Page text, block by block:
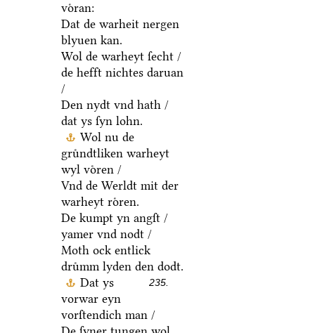
voͤran:
Dat de warheit nergen
blyuen kan.
Wol de warheyt ſecht /
de hefft nichtes daruan
/
Den nydt vnd hath /
dat ys ſyn lohn.
Wol nu de
gruͤndtliken warheyt
wyl voͤren /
Vnd de Werldt mit der
warheyt roͤren.
De kumpt yn angſt /
yamer vnd nodt /
Moth ock entlick
druͤmm lyden den dodt.
235.
Dat ys
vorwar eyn
vorſtendich man /